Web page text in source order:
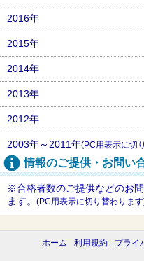
2016年
2015年
2014年
2013年
2012年
2003年～2011年(PC用表示に切
情報のご提供・お問い
※合格者数のご提供などのお
ます。 (PC用表示に切り替わりま
ホーム 利用規約 プライ